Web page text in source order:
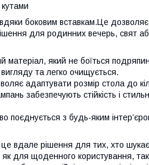
боковим вставкам.Це дозволяє
для родинних вечерь, свят
матеріал, який не боїться
та легко очищується.
адаптувати розмір стола до
забезпечують стійкість і
поєднується з будь-яким
рішення для тих, хто шукає
для щоденного користування,